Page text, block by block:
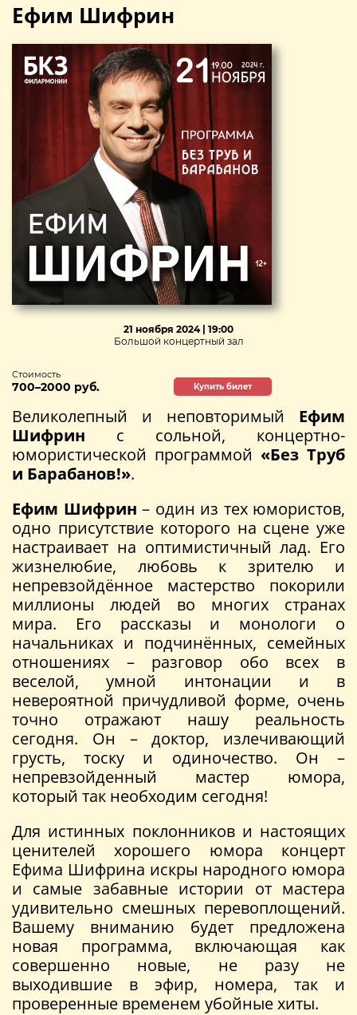
Ефим Шифрин
21 ноября 2024 | 19:00
Большой концертный зал
Стоимость
700–2000 руб. Купить билет
Великолепный и неповторимый Ефим
Шифрин с сольной, концертно-
юмористической программой «Без Труб
и Барабанов!».
Ефим Шифрин – один из тех юмористов,
одно присутствие которого на сцене уже
настраивает на оптимистичный лад. Его
жизнелюбие, любовь к зрителю и
непревзойдённое мастерство покорили
миллионы людей во многих странах
мира. Его рассказы и монологи о
начальниках и подчинённых, семейных
отношениях – разговор обо всех в
веселой, умной интонации и в
невероятной причудливой форме, очень
точно отражают нашу реальность
сегодня. Он – доктор, излечивающий
грусть, тоску и одиночество. Он –
непревзойденный мастер юмора,
который так необходим сегодня!
Для истинных поклонников и настоящих
ценителей хорошего юмора концерт
Ефима Шифрина искры народного юмора
и самые забавные истории от мастера
удивительно смешных перевоплощений.
Вашему вниманию будет предложена
новая программа, включающая как
совершенно новые, не разу не
выходившие в эфир, номера, так и
проверенные временем убойные хиты.